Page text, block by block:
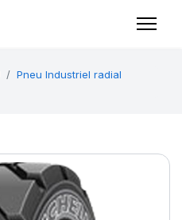
Pneu Industriel radial